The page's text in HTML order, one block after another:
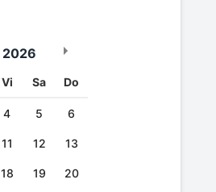
2026
Vi Sa Do
4 5 6
11 12 13
18 19 20